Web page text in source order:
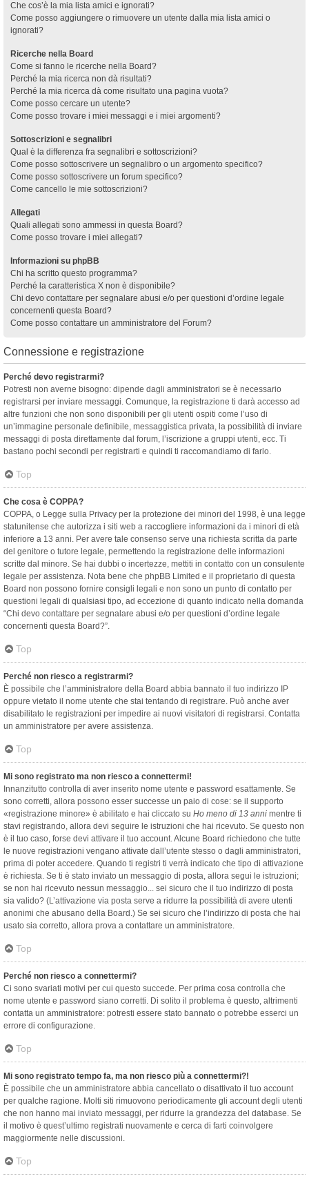
Che cos’è la mia lista amici e ignorati?
Come posso aggiungere o rimuovere un utente dalla mia lista amici o
ignorati?
Ricerche nella Board
Come si fanno le ricerche nella Board?
Perché la mia ricerca non dà risultati?
Perché la mia ricerca dà come risultato una pagina vuota?
Come posso cercare un utente?
Come posso trovare i miei messaggi e i miei argomenti?
Sottoscrizioni e segnalibri
Qual è la differenza fra segnalibri e sottoscrizioni?
Come posso sottoscrivere un segnalibro o un argomento specifico?
Come posso sottoscrivere un forum specifico?
Come cancello le mie sottoscrizioni?
Allegati
Quali allegati sono ammessi in questa Board?
Come posso trovare i miei allegati?
Informazioni su phpBB
Chi ha scritto questo programma?
Perché la caratteristica X non è disponibile?
Chi devo contattare per segnalare abusi e/o per questioni d’ordine legale
concernenti questa Board?
Come posso contattare un amministratore del Forum?
Connessione e registrazione
Perché devo registrarmi?
Potresti non averne bisogno: dipende dagli amministratori se è necessario
registrarsi per inviare messaggi. Comunque, la registrazione ti darà accesso ad
altre funzioni che non sono disponibili per gli utenti ospiti come l’uso di
un’immagine personale definibile, messaggistica privata, la possibilità di inviare
messaggi di posta direttamente dal forum, l’iscrizione a gruppi utenti, ecc. Ti
bastano pochi secondi per registrarti e quindi ti raccomandiamo di farlo.
Top
Che cosa è COPPA?
COPPA, o Legge sulla Privacy per la protezione dei minori del 1998, è una legge
statunitense che autorizza i siti web a raccogliere informazioni da i minori di età
inferiore a 13 anni. Per avere tale consenso serve una richiesta scritta da parte
del genitore o tutore legale, permettendo la registrazione delle informazioni
scritte dal minore. Se hai dubbi o incertezze, mettiti in contatto con un consulente
legale per assistenza. Nota bene che phpBB Limited e il proprietario di questa
Board non possono fornire consigli legali e non sono un punto di contatto per
questioni legali di qualsiasi tipo, ad eccezione di quanto indicato nella domanda
“Chi devo contattare per segnalare abusi e/o per questioni d’ordine legale
concernenti questa Board?”.
Top
Perché non riesco a registrarmi?
È possibile che l’amministratore della Board abbia bannato il tuo indirizzo IP
oppure vietato il nome utente che stai tentando di registrare. Può anche aver
disabilitato le registrazioni per impedire ai nuovi visitatori di registrarsi. Contatta
un amministratore per avere assistenza.
Top
Mi sono registrato ma non riesco a connettermi!
Innanzitutto controlla di aver inserito nome utente e password esattamente. Se
sono corretti, allora possono esser successe un paio di cose: se il supporto
«registrazione minore» è abilitato e hai cliccato su Ho meno di 13 anni mentre ti
stavi registrando, allora devi seguire le istruzioni che hai ricevuto. Se questo non
è il tuo caso, forse devi attivare il tuo account. Alcune Board richiedono che tutte
le nuove registrazioni vengano attivate dall’utente stesso o dagli amministratori,
prima di poter accedere. Quando ti registri ti verrà indicato che tipo di attivazione
è richiesta. Se ti è stato inviato un messaggio di posta, allora segui le istruzioni;
se non hai ricevuto nessun messaggio... sei sicuro che il tuo indirizzo di posta
sia valido? (L’attivazione via posta serve a ridurre la possibilità di avere utenti
anonimi che abusano della Board.) Se sei sicuro che l’indirizzo di posta che hai
usato sia corretto, allora prova a contattare un amministratore.
Top
Perché non riesco a connettermi?
Ci sono svariati motivi per cui questo succede. Per prima cosa controlla che
nome utente e password siano corretti. Di solito il problema è questo, altrimenti
contatta un amministratore: potresti essere stato bannato o potrebbe esserci un
errore di configurazione.
Top
Mi sono registrato tempo fa, ma non riesco più a connettermi?!
È possibile che un amministratore abbia cancellato o disattivato il tuo account
per qualche ragione. Molti siti rimuovono periodicamente gli account degli utenti
che non hanno mai inviato messaggi, per ridurre la grandezza del database. Se
il motivo è quest’ultimo registrati nuovamente e cerca di farti coinvolgere
maggiormente nelle discussioni.
Top